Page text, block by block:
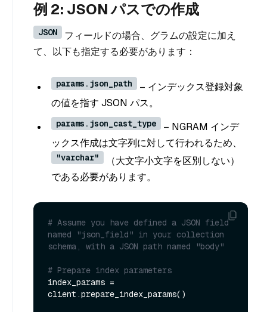
例 2: JSON パスでの作成
JSON
フィールドの場合、グラムの設定に加え
て、以下も指定する必要があります：
params.json_path
– インデックス登録対象
の値を指す JSON パス。
params.json_cast_type
– NGRAM インデ
ックス作成は文字列に対して行われるため、
"varchar"
（大文字小文字を区別しない）
である必要があります。
# Assume you have defined a JSON field
named "json_field" in your collection
schema, with a JSON path named "body"
# Prepare index parameters
index_params =
client.prepare_index_params()